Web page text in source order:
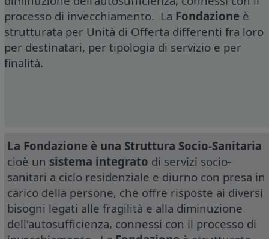
processo di invecchiamento. La Fondazione è
strutturata per Unità di Offerta differenti fra loro
per destinatari, per tipologia di servizio e per
finalità.
La Fondazione è una Struttura Socio-Sanitaria
cioè un sistema integrato di servizi socio-
sanitari a ciclo residenziale e diurno con presa in
carico della persone, che offre risposte ai diversi
bisogni legati alle fragilità e alla diminuzione
dell'autosufficienza, connessi con il processo di